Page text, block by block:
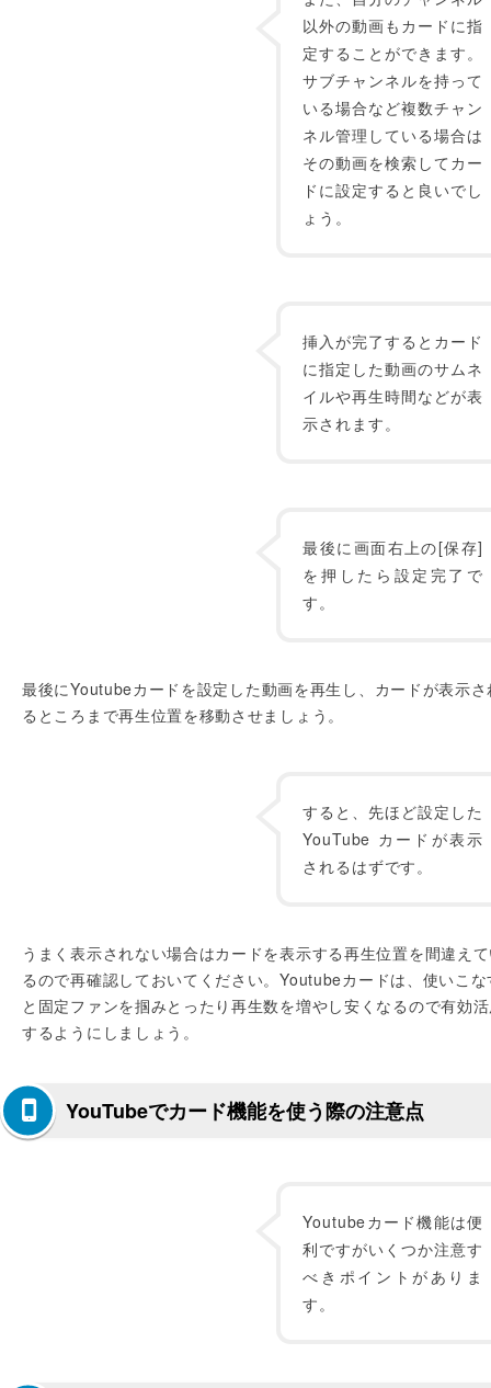
以外の動画もカードに指
定することができます。
サブチャンネルを持って
いる場合など複数チャン
ネル管理している場合は
その動画を検索してカー
ドに設定すると良いでし
ょう。
挿入が完了するとカード
に指定した動画のサムネ
イルや再生時間などが表
示されます。
最後に画面右上の[保存]
を押したら設定完了で
す。
最後にYoutubeカードを設定した動画を再生し、カードが表示さ
るところまで再生位置を移動させましょう。
すると、先ほど設定した
YouTube カードが表示
されるはずです。
うまく表示されない場合はカードを表示する再生位置を間違え
るので再確認しておいてください。Youtubeカードは、使いこな
と固定ファンを掴みとったり再生数を増やし安くなるので有効
するようにしましょう。
YouTubeでカード機能を使う際の注意点
Youtubeカード機能は便
利ですがいくつか注意す
べきポイントがありま
す。